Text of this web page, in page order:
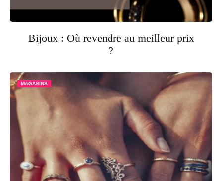
Bijoux : Où revendre au meilleur prix
?
MAGASINS